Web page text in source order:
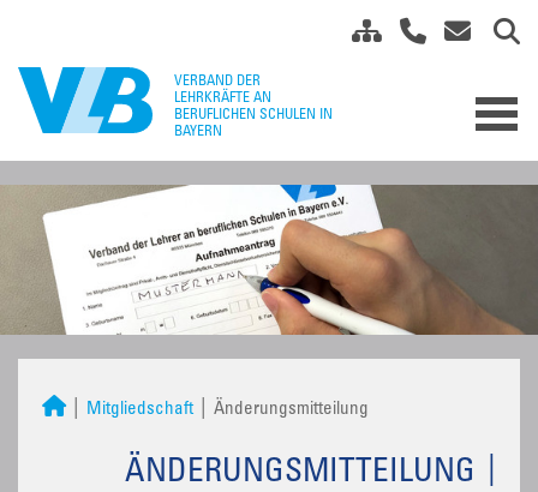
Mitgliedschaft Änderungsmitteilung
ÄNDERUNGSMITTEILUNG